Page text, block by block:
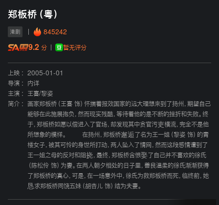
郑板桥（粤）
港剧 845242
9.2 分 暂无评分
上映 :
2005-01-01
导演 :
内详
主演 :
王喜/黎姿
简介 :
画家郑板桥（王喜 饰）怀揣着报效国家的远大理想来到了扬州，期望自己
能够在此施展抱负，然而现实残酷，等待着他的是不断的挫折和失败。终
于，郑板桥如愿以偿进入了官场，却发现其中贪官污吏横流，完全不是他
所想象的模样。 在扬州，郑板桥邂逅了名为王一姐（黎姿 饰）的青
楼女子，被其可怜的身世所打动，两人坠入了情网，然而这段感情遭到了
王一姐之母的反对和阻挠，最终，郑板桥含恨娶了自己并不喜欢的徐氏
（陈松伶 饰）为妻。在两人朝夕相处的日子里，善良温柔的徐氏渐渐获得
了郑板桥的真心，可是，在一场意外中，徐氏为救郑板桥而死，临终前，她
恳求郑板桥同饶五妹（胡杏儿 饰）结为夫妻。